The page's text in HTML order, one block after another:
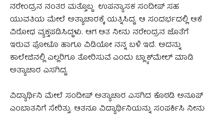
ನರೇಂದ್ರನ ನಂತರ ಮತ್ತೊಬ್ಬ ಉಪನ್ಯಾಸಕ ಸಂದೀಪ್ ಸಹ
ಯುವತಿಯ ಮೇಲೆ ಅತ್ಯಾಚಾರಕ್ಕೆ ಯತ್ನಿಸಿದ್ದ. ಆ ಸಂದರ್ಭದಲ್ಲಿ ಆಕೆ
ವಿರೋಧ ವ್ಯಕ್ತಪಡಿಸಿದ್ದಳು. ಆಗ ಆತ ನೀನು ನರೇಂದ್ರನ ಜೊತೆಗೆ
ಇರುವ ಫೋಟೊ ಹಾಗೂ ವಿಡಿಯೋ ನನ್ನ ಬಳಿ ಇದೆ. ಅದನ್ನು
ಕಾಲೇಜಿನಲ್ಲಿ ಎಲ್ಲರಿಗೂ ತೋರಿಸುವೆ ಎಂದು ಬ್ಲ್ಯಾಕ್​ಮೇಲ್ ಮಾಡಿ
ಅತ್ಯಾಚಾರ ಎಸಗಿದ್ದ.
ವಿದ್ಯಾರ್ಥಿನಿ ಮೇಲೆ ಸಂದೀಪ್ ಅತ್ಯಾಚಾರ ಎಸಗಿದ ಕೊಠಡಿ ಅನೂಪ್​
ಎಂಬಾತನಿಗೆ ಸೇರಿತ್ತು. ಆತನೂ ವಿದ್ಯಾರ್ಥಿನಿಯನ್ನು ಸಂಪರ್ಕಿಸಿ ನೀನು